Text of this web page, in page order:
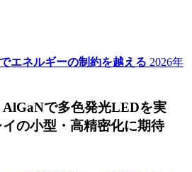
エネルギーの制約を越える 2026年
AlGaNで多色発光LEDを実
の小型・高精密化に期待